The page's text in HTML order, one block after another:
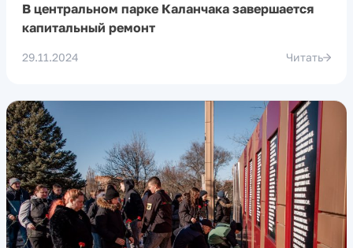
В центральном парке Каланчака завершается
капитальный ремонт
29.11.2024 Читать